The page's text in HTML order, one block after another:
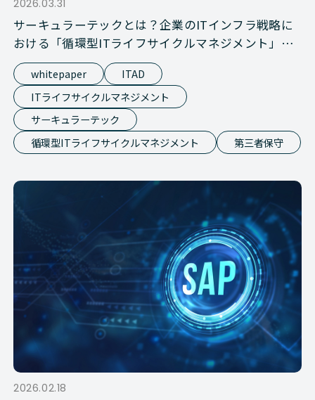
2026.03.31
サーキュラーテックとは？企業のITインフラ戦略に
おける「循環型ITライフサイクルマネジメント」の
基礎知識
whitepaper
ITAD
ITライフサイクルマネジメント
サーキュラーテック
循環型ITライフサイクルマネジメント
第三者保守
2026.02.18